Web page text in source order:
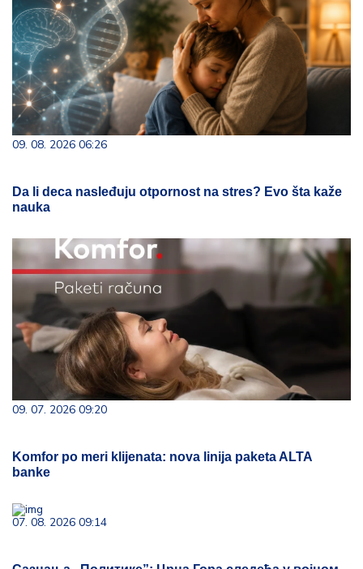
09. 08. 2026 06:26
Da li deca nasleđuju otpornost na stres? Evo šta kaže
nauka
09. 07. 2026 09:20
Komfor po meri klijenata: nova linija paketa ALTA
banke
07. 08. 2026 09:14